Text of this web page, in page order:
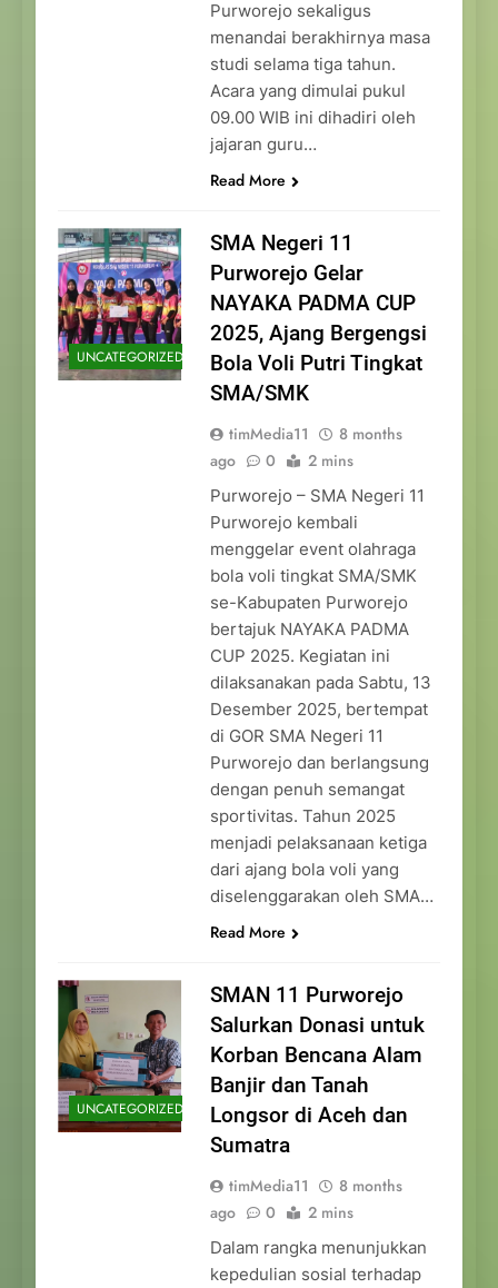
Purworejo sekaligus
menandai berakhirnya masa
studi selama tiga tahun.
Acara yang dimulai pukul
09.00 WIB ini dihadiri oleh
jajaran guru…
Read More
UNCATEGORIZED
SMA Negeri 11
Purworejo Gelar
NAYAKA PADMA CUP
2025, Ajang Bergengsi
Bola Voli Putri Tingkat
SMA/SMK
timMedia11
8 months
ago
0 2 mins
Purworejo – SMA Negeri 11
Purworejo kembali
menggelar event olahraga
bola voli tingkat SMA/SMK
se-Kabupaten Purworejo
bertajuk NAYAKA PADMA
CUP 2025. Kegiatan ini
dilaksanakan pada Sabtu, 13
Desember 2025, bertempat
di GOR SMA Negeri 11
Purworejo dan berlangsung
dengan penuh semangat
sportivitas. Tahun 2025
menjadi pelaksanaan ketiga
dari ajang bola voli yang
diselenggarakan oleh SMA…
Read More
UNCATEGORIZED
SMAN 11 Purworejo
Salurkan Donasi untuk
Korban Bencana Alam
Banjir dan Tanah
Longsor di Aceh dan
Sumatra
timMedia11
8 months
ago
0 2 mins
Dalam rangka menunjukkan
kepedulian sosial terhadap